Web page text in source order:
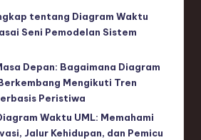
tentang Diagram Waktu
Seni Pemodelan Sistem
Depan: Bagaimana Diagram
Mengikuti Tren
Peristiwa
Waktu UML: Memahami
Jalur Kehidupan, dan Pemicu